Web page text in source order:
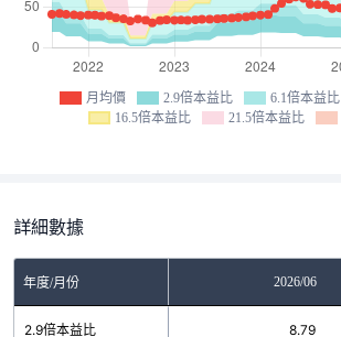
月均價 2.9倍本益比 6.1倍本益比
16.5倍本益比
21.5倍本益比
詳細數據
年度/月份 2026/06
2.9倍本益比 8.79